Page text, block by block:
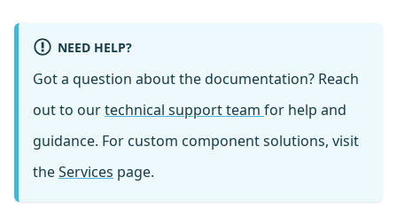
NEED HELP?
Got a question about the documentation? Reach
out to ourtechnical support team for help and
guidance. For custom component solutions, visit
theServices page.